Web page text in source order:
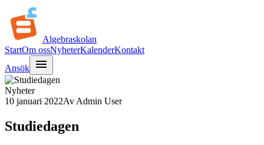
Algebraskolan
StartOm ossNyheterKalenderKontakt
Ansök
menu
Nyheter
10 januari 2022Av Admin User
Studiedagen